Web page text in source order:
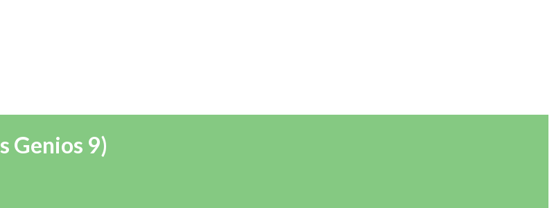
Genios 9)